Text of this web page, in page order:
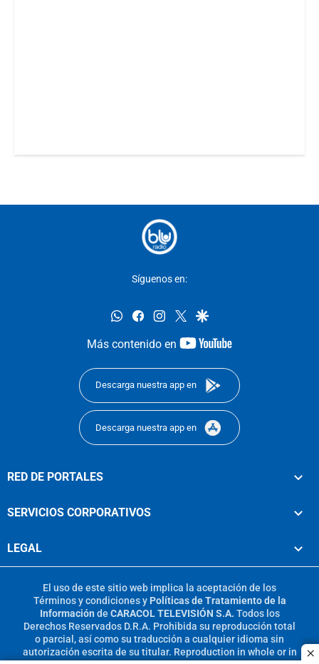
Síguenos en:
whatsappfacebookinstagram
twittergoogle
Más contenido en
youtube-
Descarga nuestra app en
Descarga nuestra app en
RED DE PORTALES
SERVICIOS CORPORATIVOS
LEGAL
El uso de este sitio web implica la aceptación de los
Términos y condicionesy Políticas de Tratamiento de la
Información de CARACOL TELEVISIÓN S.A. Todos los
Derechos Reservados D.R.A. Prohibida su reproducción total
o parcial, así como su traducción a cualquier idioma sin
autorización escrita de su titular. Reproduction in whole or in